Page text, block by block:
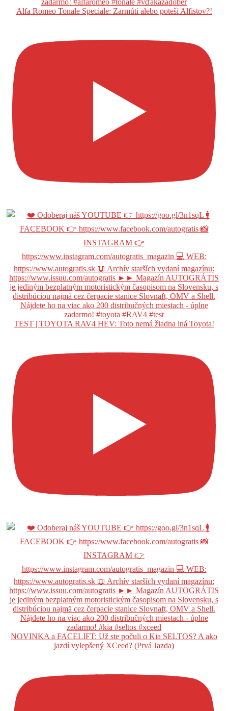
Alfa Romeo Tonale Speciale: Zarmúti alebo poteší Alfistov?!
TEST | TOYOTA RAV4 HEV: Toto nemá žiadna iná Toyota!
NOVINKA a FACELIFT: Už ste počuli o Kia SELTOS? A ako
jazdí vylepšený XCeed? (Prvá Jazda)